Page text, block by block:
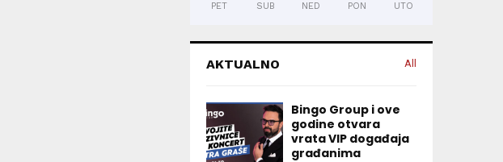
PET SUB NED PON UTO
AKTUALNO All
Bingo Group i ove
godine otvara
vrata VIP događaja
građanima